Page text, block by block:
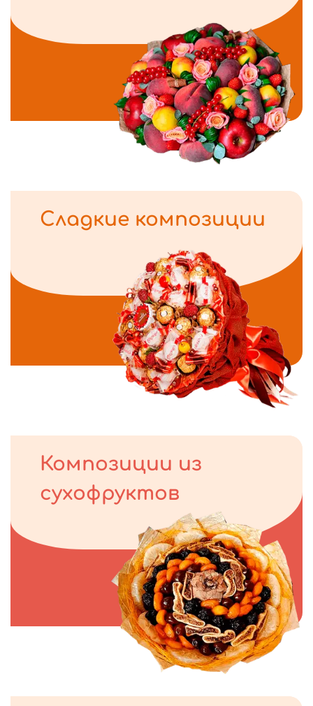
Сладкие композиции
Композиции из
сухофруктов